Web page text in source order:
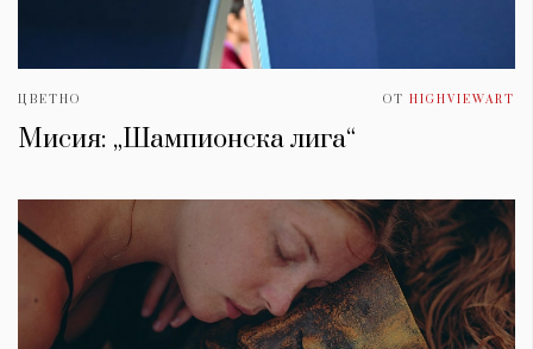
ЦВЕТНО ОТ HIGHVIEWART
Мисия: „Шампионска лига“